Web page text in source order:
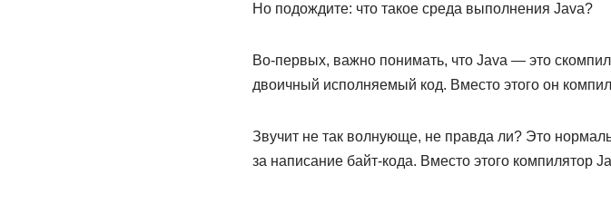
Но подождите: что такое среда выполнения Java?
Во-первых, важно понимать, что Java — это
двоичный исполняемый код. Вместо этого он
Звучит не так волнующе, не правда ли? Это
за написание байт-кода. Вместо этого компилятор